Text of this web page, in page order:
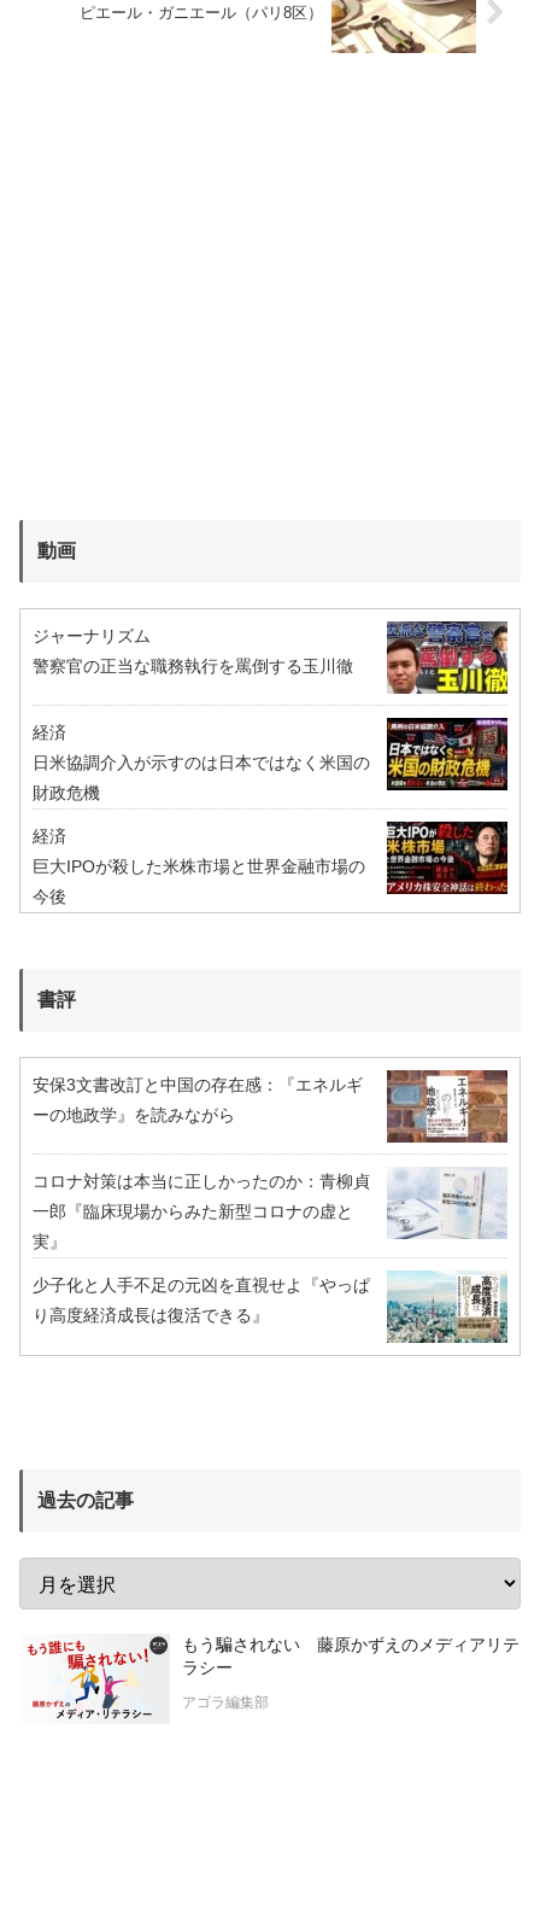
ピエール・ガニエール（パリ8区）
動画
ジャーナリズム
警察官の正当な職務執行を罵倒する玉川徹
経済
日米協調介入が示すのは日本ではなく米国の
財政危機
経済
巨大IPOが殺した米株市場と世界金融市場の
今後
書評
安保3文書改訂と中国の存在感：『エネルギ
ーの地政学』を読みながら
コロナ対策は本当に正しかったのか：青柳貞
一郎『臨床現場からみた新型コロナの虚と
実』
少子化と人手不足の元凶を直視せよ『やっぱ
り高度経済成長は復活できる』
過去の記事
もう騙されない 藤原かずえのメディアリテ
ラシー
アゴラ編集部